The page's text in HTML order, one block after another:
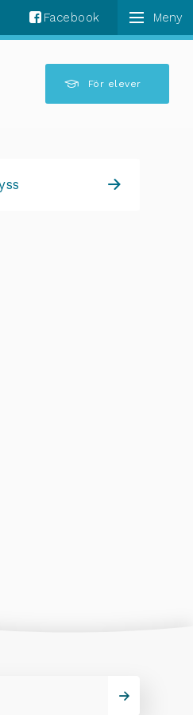
Facebook
är tillgängligaFör elever